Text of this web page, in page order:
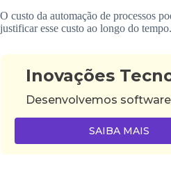
O custo da automação de processos
justificar esse custo ao longo do tempo.
Inovações
Desenvolvemos
SAIBA MAIS